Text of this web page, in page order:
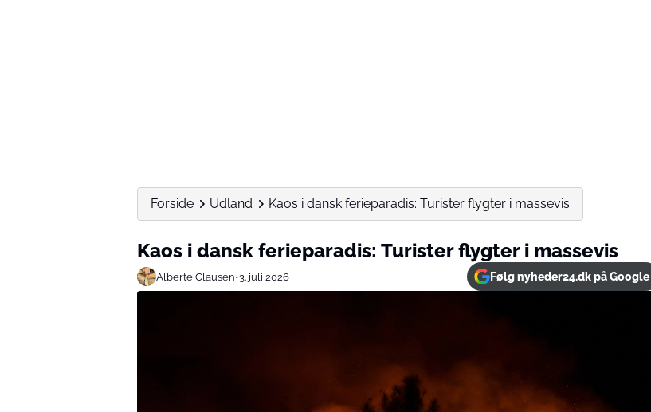
Forside Udland Kaos i dansk ferieparadis: Turister flygter i massevis
Kaos i dansk ferieparadis: Turister flygter i massevis
Alberte Clausen•3. juli 2026 Følg nyheder24.dk på Google